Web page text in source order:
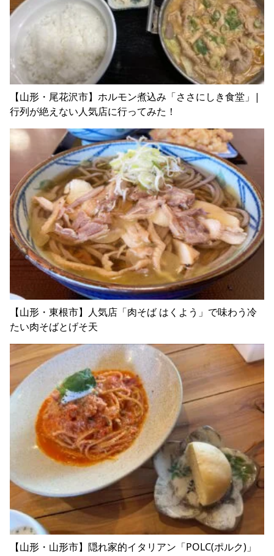
【山形・尾花沢市】ホルモン煮込み「ささにしき食堂」|
行列が絶えない人気店に行ってみた！
【山形・東根市】人気店「肉そば はくよう」で味わう冷
たい肉そばとげそ天
【山形・山形市】隠れ家的イタリアン「POLC(ポルク)」